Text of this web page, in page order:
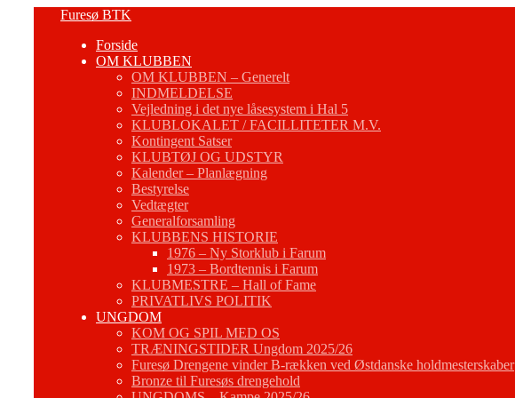
Furesø BTK
Forside
OM KLUBBEN
OM KLUBBEN – Generelt
INDMELDELSE
Vejledning i det nye låsesystem i Hal 5
KLUBLOKALET / FACILLITETER M.V.
Kontingent Satser
KLUBTØJ OG UDSTYR
Kalender – Planlægning
Bestyrelse
Vedtægter
Generalforsamling
KLUBBENS HISTORIE
1976 – Ny Storklub i Farum
1973 – Bordtennis i Farum
KLUBMESTRE – Hall of Fame
PRIVATLIVS POLITIK
UNGDOM
KOM OG SPIL MED OS
TRÆNINGSTIDER Ungdom 2025/26
Furesø Drengene vinder B-rækken ved Østdanske holdmesterskaber
Bronze til Furesøs drengehold